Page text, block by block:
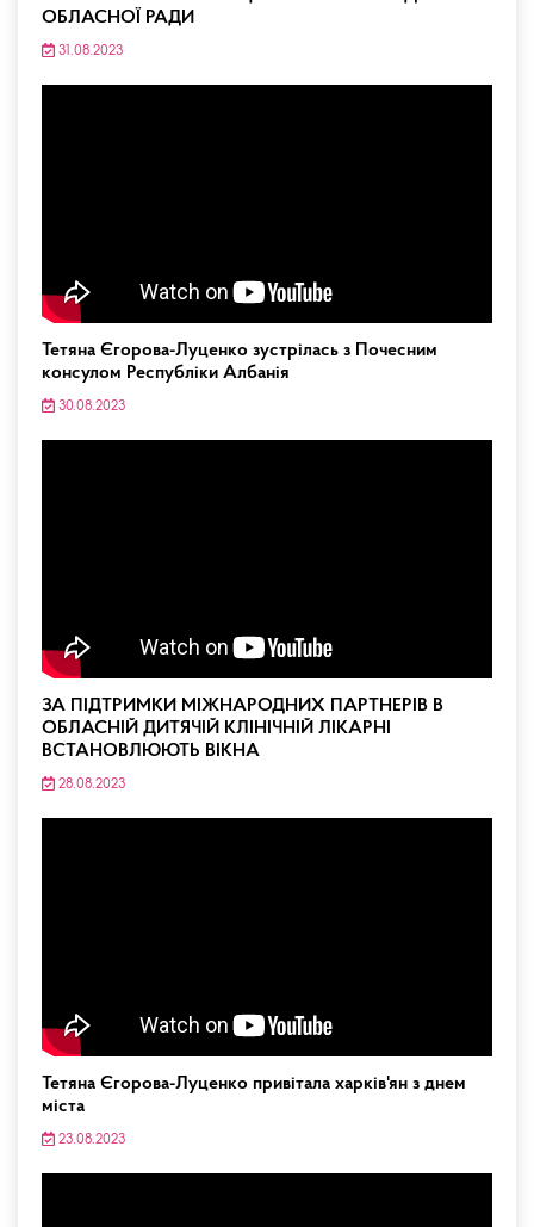
ОБЛАСНОЇ РАДИ
31.08.2023
Тетяна Єгорова-Луценко зустрілась з Почесним
консулом Республіки Албанія
30.08.2023
ЗА ПІДТРИМКИ МІЖНАРОДНИХ ПАРТНЕРІВ В
ОБЛАСНІЙ ДИТЯЧІЙ КЛІНІЧНІЙ ЛІКАРНІ
ВСТАНОВЛЮЮТЬ ВІКНА
28.08.2023
Тетяна Єгорова-Луценко привітала харків'ян з днем
міста
23.08.2023